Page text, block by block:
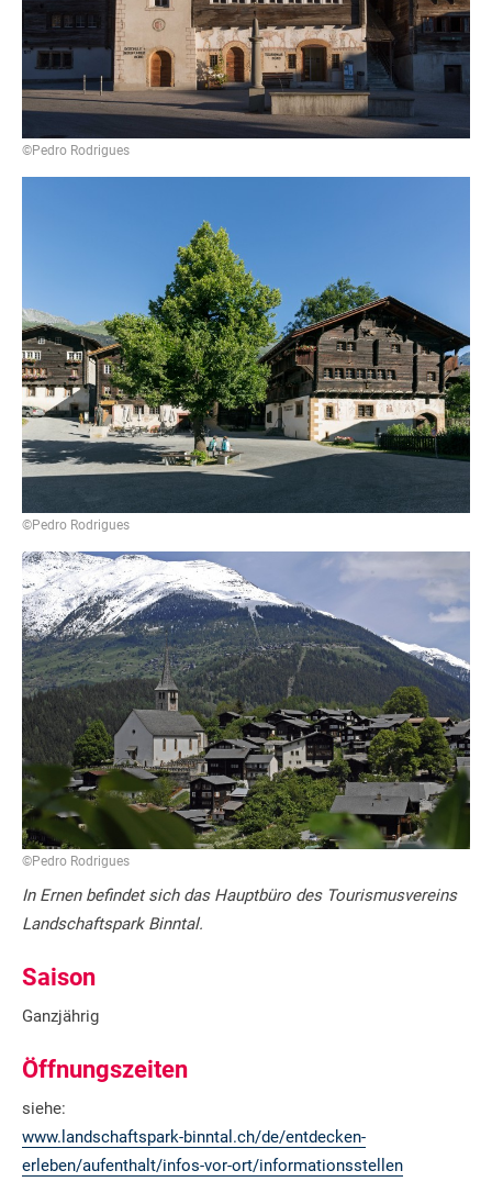
©Pedro Rodrigues
©Pedro Rodrigues
©Pedro Rodrigues
In Ernen befindet sich das Hauptbüro des Tourismusvereins
Landschaftspark Binntal.
Saison
Ganzjährig
Öffnungszeiten
siehe:
www.landschaftspark-binntal.ch/de/entdecken-
erleben/aufenthalt/infos-vor-ort/informationsstellen